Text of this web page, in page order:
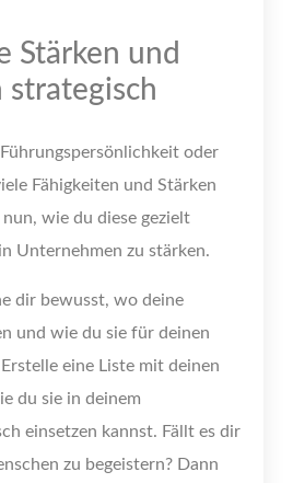
Stärken und
strategisch
oder
Fähigkeiten und Stärken
wie du diese gezielt
Unternehmen zu stärken.
dir bewusst, wo deine
und wie du sie für deinen
eine Liste mit deinen
du sie in deinem
einsetzen kannst. Fällt es dir
zu begeistern? Dann